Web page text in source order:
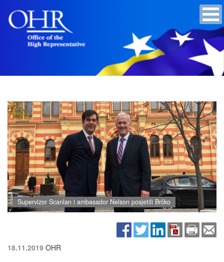
Supervizor Scanlan i ambasador Nelson posjetili Brčko
18.11.2019 OHR